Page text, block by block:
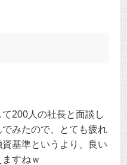
200人の社長と面談し
みたので、とても疲れ
基準というより、良い
すねｗ